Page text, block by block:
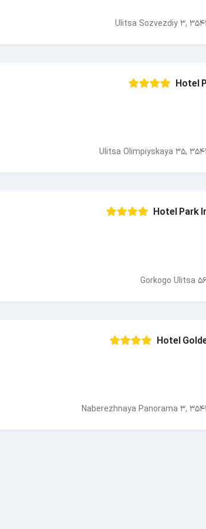
Ulitsa Sozvezdiy 3,
Hotel
Ulitsa Olimpiyskaya 35,
Hotel Park
Gorkogo Ulitsa
Hotel
Naberezhnaya Panorama 3,